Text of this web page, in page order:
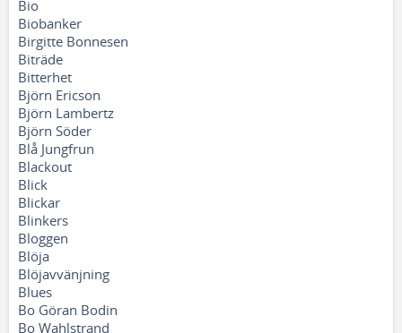
Bio
Biobanker
Birgitte Bonnesen
Biträde
Bitterhet
Björn Ericson
Björn Lambertz
Björn Söder
Blå Jungfrun
Blackout
Blick
Blickar
Blinkers
Bloggen
Blöja
Blöjavvänjning
Blues
Bo Göran Bodin
Bo Wahlstrand